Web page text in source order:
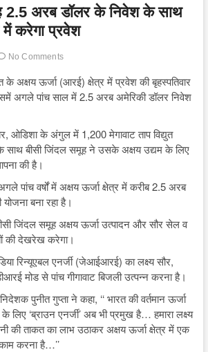
2.5 अरब डॉलर के निवेश के साथ
में करेगा प्रवेश
No Comments
के अक्षय ऊर्जा (आरई) क्षेत्र में प्रवेश की बृहस्पतिवार
अगले पांच साल में 2.5 अरब अमेरिकी डॉलर निवेश
ओडिशा के अंगुल में 1,200 मेगावाट ताप विद्युत
साथ बीसी जिंदल समूह ने उसके अक्षय उद्यम के लिए
की है।
पांच वर्षों में अक्षय ऊर्जा क्षेत्र में करीब 2.5 अरब
बना रहा है।
जिंदल समूह अक्षय ऊर्जा उत्पादन और सौर सेल व
की देखरेख करेगा।
रिन्यूएबल एनर्जी (जेआईआरई) का लक्ष्य सौर,
मोड से पांच गीगावाट बिजली उत्पन्न करना है।
पुनीत गुप्ता ने कहा, ‘‘ भारत की वर्तमान ऊर्जा
‘ब्राउन एनर्जी’ अब भी प्रमुख है… हमारा लक्ष्य
की ताकत का लाभ उठाकर अक्षय ऊर्जा क्षेत्र में एक
करना है…’’